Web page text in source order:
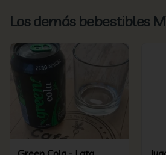
Los demás bebestibles